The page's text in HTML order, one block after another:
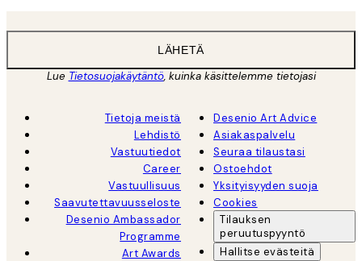
LÄHETÄ
Lue Tietosuojakäytäntö, kuinka käsittelemme tietojasi
Tietoja meistä
Lehdistö
Vastuutiedot
Career
Vastuullisuus
Saavutettavuusseloste
Desenio Ambassador
Programme
Art Awards
Desenio Art Advice
Asiakaspalvelu
Seuraa tilaustasi
Ostoehdot
Yksityisyyden suoja
Cookies
Tilauksen
peruutuspyyntö
Hallitse evästeitä